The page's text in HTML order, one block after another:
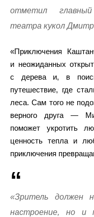
отметил главный
театра кукол
«Приключения
и неожиданных
с дерева и, в
путешествие, где
леса. Сам того не
верного друга —
поможет укротить
ценность тепла и
приключения
«Зритель должен
настроение, но и